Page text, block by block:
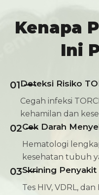
Kenapa
Ini
01Deteksi Risiko
Cegah infeksi
kehamilan dan
02Cek Darah
Hematologi
kesehatan tubuh
03Skrining
Tes HIV, VDRL,